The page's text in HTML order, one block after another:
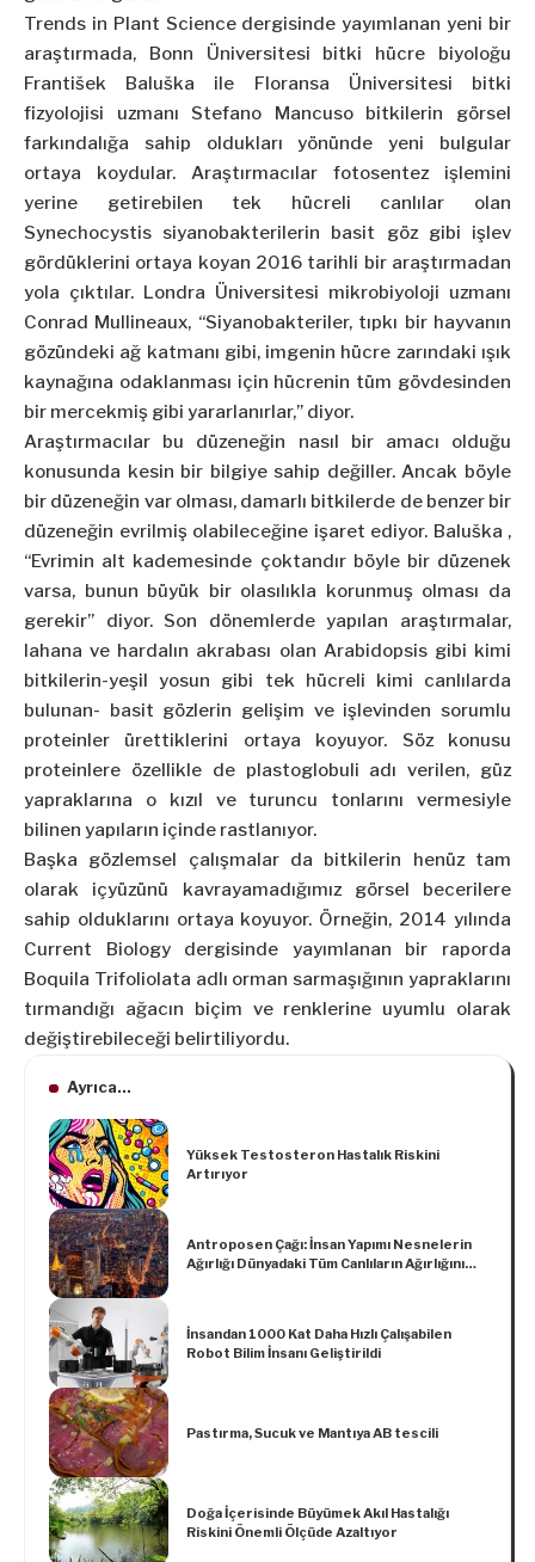
Trends in Plant Science dergisinde yayımlanan yeni bir
araştırmada, Bonn Üniversitesi bitki hücre biyoloğu
František Baluška ile Floransa Üniversitesi bitki
fizyolojisi uzmanı Stefano Mancuso bitkilerin görsel
farkındalığa sahip oldukları yönünde yeni bulgular
ortaya koydular. Araştırmacılar fotosentez işlemini
yerine getirebilen tek hücreli canlılar olan
Synechocystis siyanobakterilerin basit göz gibi işlev
gördüklerini ortaya koyan 2016 tarihli bir araştırmadan
yola çıktılar. Londra Üniversitesi mikrobiyoloji uzmanı
Conrad Mullineaux, “Siyanobakteriler, tıpkı bir hayvanın
gözündeki ağ katmanı gibi, imgenin hücre zarındaki ışık
kaynağına odaklanması için hücrenin tüm gövdesinden
bir mercekmiş gibi yararlanırlar,” diyor.
Araştırmacılar bu düzeneğin nasıl bir amacı olduğu
konusunda kesin bir bilgiye sahip değiller. Ancak böyle
bir düzeneğin var olması, damarlı bitkilerde de benzer bir
düzeneğin evrilmiş olabileceğine işaret ediyor. Baluška ,
“Evrimin alt kademesinde çoktandır böyle bir düzenek
varsa, bunun büyük bir olasılıkla korunmuş olması da
gerekir” diyor. Son dönemlerde yapılan araştırmalar,
lahana ve hardalın akrabası olan Arabidopsis gibi kimi
bitkilerin-yeşil yosun gibi tek hücreli kimi canlılarda
bulunan- basit gözlerin gelişim ve işlevinden sorumlu
proteinler ürettiklerini ortaya koyuyor. Söz konusu
proteinlere özellikle de plastoglobuli adı verilen, güz
yapraklarına o kızıl ve turuncu tonlarını vermesiyle
bilinen yapıların içinde rastlanıyor.
Başka gözlemsel çalışmalar da bitkilerin henüz tam
olarak içyüzünü kavrayamadığımız görsel becerilere
sahip olduklarını ortaya koyuyor. Örneğin, 2014 yılında
Current Biology dergisinde yayımlanan bir raporda
Boquila Trifoliolata adlı orman sarmaşığının yapraklarını
tırmandığı ağacın biçim ve renklerine uyumlu olarak
değiştirebileceği belirtiliyordu.
Ayrıca...
Yüksek Testosteron Hastalık Riskini
Artırıyor
Antroposen Çağı: İnsan Yapımı Nesnelerin
Ağırlığı Dünyadaki Tüm Canlıların Ağırlığını
İnsandan 1000 Kat Daha Hızlı Çalışabilen
Robot Bilim İnsanı Geliştirildi
Pastırma, Sucuk ve Mantıya AB tescili
Doğa İçerisinde Büyümek Akıl Hastalığı
Riskini Önemli Ölçüde Azaltıyor